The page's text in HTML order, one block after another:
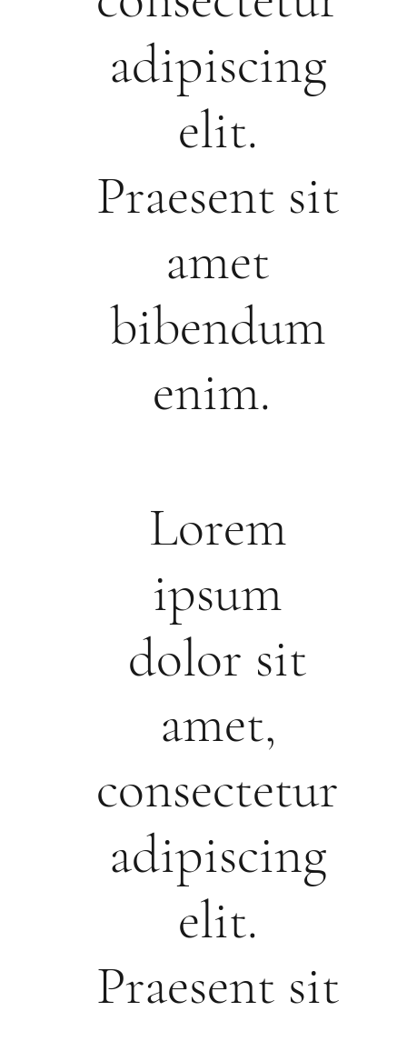
Lorem
ipsum
dolor sit
amet,
consectetur
adipiscing
elit.
Praesent sit
adipiscing
elit.
Praesent sit
amet
bibendum
enim.